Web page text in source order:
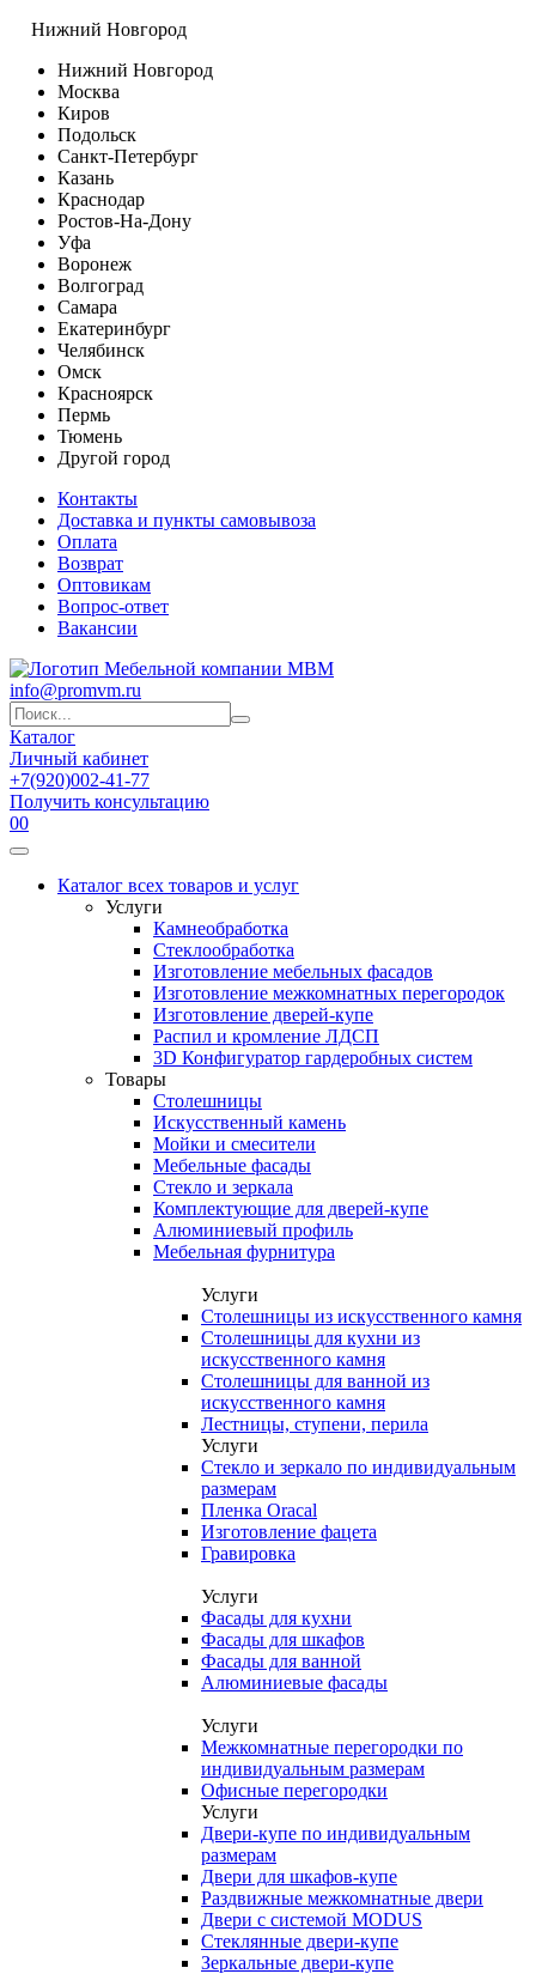
Нижний Новгород
Нижний Новгород
Москва
Киров
Подольск
Санкт-Петербург
Казань
Краснодар
Ростов-На-Дону
Уфа
Воронеж
Волгоград
Самара
Екатеринбург
Челябинск
Омск
Красноярск
Пермь
Тюмень
Другой город
Контакты
Доставка и пункты самовывоза
Оплата
Возврат
Оптовикам
Вопрос-ответ
Вакансии
info@promvm.ru
Каталог
Личный кабинет
+7(920)002-41-77
Получить консультацию
00
Каталог всех товаров и услуг
Услуги
Камнеобработка
Стеклообработка
Изготовление мебельных фасадов
Изготовление межкомнатных перегородок
Изготовление дверей-купе
Распил и кромление ЛДСП
3D Конфигуратор гардеробных систем
Товары
Столешницы
Искусственный камень
Мойки и смесители
Мебельные фасады
Стекло и зеркала
Комплектующие для дверей-купе
Алюминиевый профиль
Мебельная фурнитура
Услуги
Столешницы из искусственного камня
Столешницы для кухни из
искусственного камня
Столешницы для ванной из
искусственного камня
Лестницы, ступени, перила
Услуги
Стекло и зеркало по индивидуальным
размерам
Пленка Oracal
Изготовление фацета
Гравировка
Услуги
Фасады для кухни
Фасады для шкафов
Фасады для ванной
Алюминиевые фасады
Услуги
Межкомнатные перегородки по
индивидуальным размерам
Офисные перегородки
Услуги
Двери-купе по индивидуальным
размерам
Двери для шкафов-купе
Раздвижные межкомнатные двери
Двери с системой MODUS
Стеклянные двери-купе
Зеркальные двери-купе